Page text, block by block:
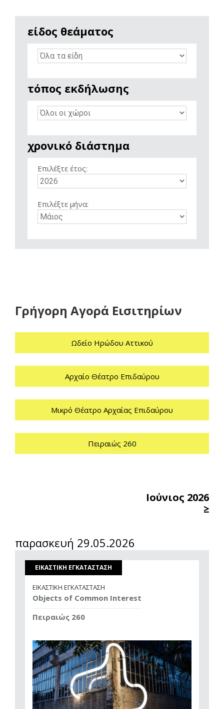
είδος θεάματος
τόπος εκδήλωσης
χρονικό διάστημα
Επιλέξτε έτος:
Επιλέξτε μήνα:
Γρήγορη Αγορά Εισιτηρίων
Ωδείο Ηρώδου Αττικού
Αρχαίο Θέατρο Επιδαύρου
Μικρό Θέατρο Αρχαίας Επιδαύρου
Πειραιώς 260
Ιούνιος 2026
≥
παρασκευή 29.05.2026
ΕΙΚΑΣΤΙΚΗ ΕΓΚΑΤΑΣΤΑΣΗ
ΕΙΚΑΣΤΙΚΗ ΕΓΚΑΤΑΣΤΑΣΗ
Objects of Common Interest
Πειραιώς 260